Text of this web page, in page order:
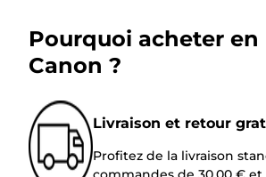
Pourquoi acheter en
Canon ?
Livraison et retour
Profitez de la livraison